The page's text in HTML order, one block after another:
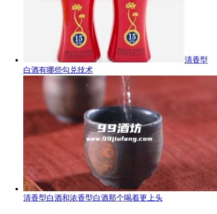
清香型
白酒有哪些勾兑技术
清香型白酒和浓香型白酒那个喝着更上头